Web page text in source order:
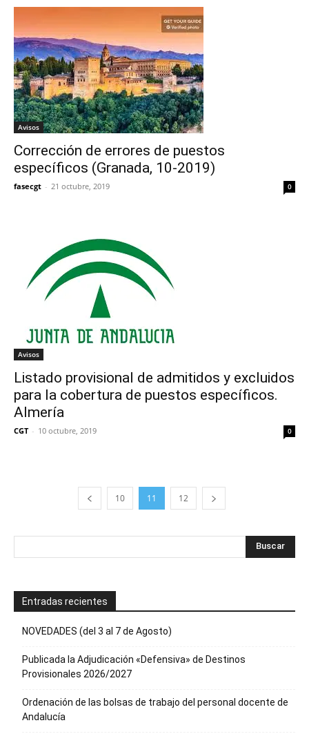
Avisos
Corrección de errores de puestos
específicos (Granada, 10-2019)
fasecgt - 21 octubre, 2019 0
Avisos
Listado provisional de admitidos y excluidos
para la cobertura de puestos específicos.
Almería
CGT - 10 octubre, 2019 0
10 11 12
Entradas recientes
NOVEDADES (del 3 al 7 de Agosto)
Publicada la Adjudicación «Defensiva» de Destinos
Provisionales 2026/2027
Ordenación de las bolsas de trabajo del personal docente de
Andalucía